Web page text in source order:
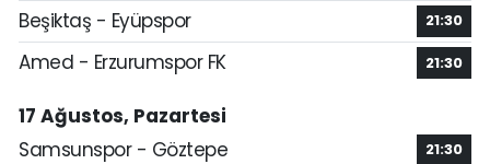
Beşiktaş - Eyüpspor 21:30
Amed - Erzurumspor FK 21:30
17 Ağustos, Pazartesi
Samsunspor - Göztepe
21:30